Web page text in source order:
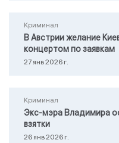
Криминал
В Австрии желание
концертом по заявкам
27 янв 2026 г.
Криминал
Экс-мэра Владимира
взятки
26 янв 2026 г.